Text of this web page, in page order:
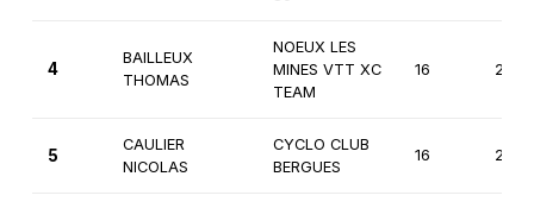
4
BAILLEUX
THOMAS
NOEUX LES
MINES VTT XC
TEAM
16
5
CAULIER
NICOLAS
CYCLO CLUB
BERGUES
16